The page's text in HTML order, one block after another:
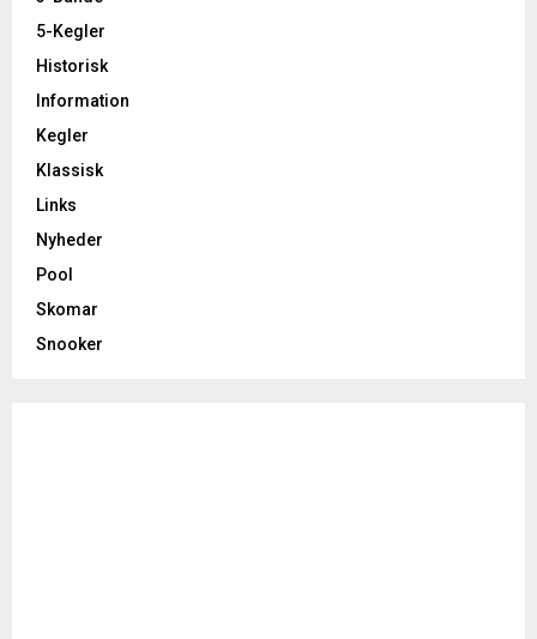
5-Kegler
Historisk
Information
Kegler
Klassisk
Links
Nyheder
Pool
Skomar
Snooker